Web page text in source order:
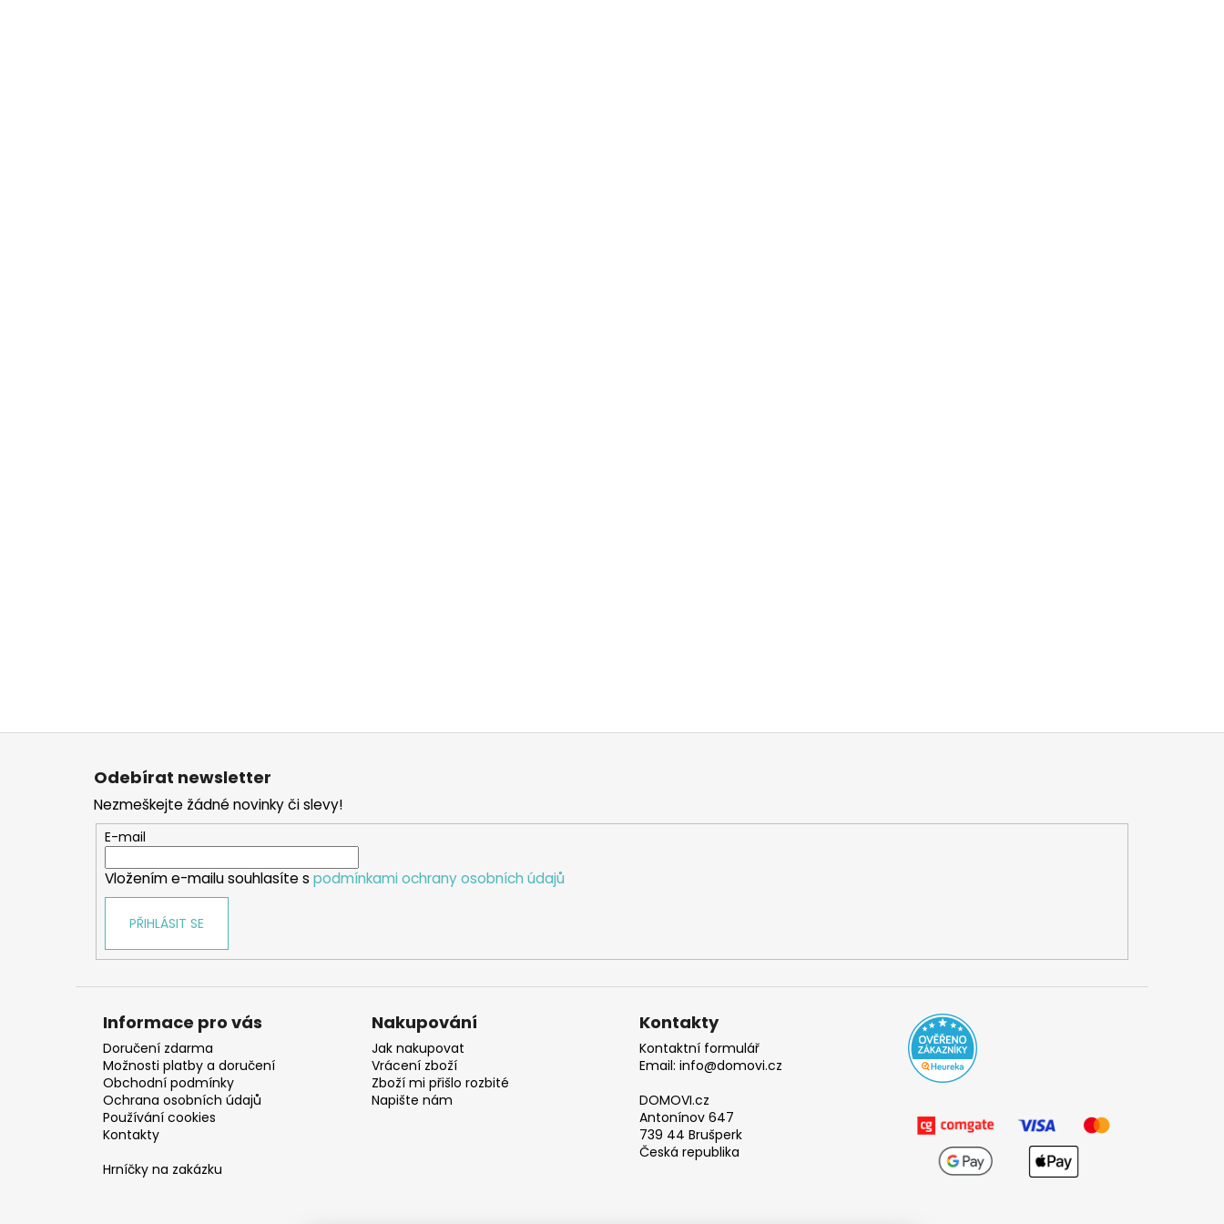
Z
Odebírat newsletter
Nezmeškejte žádné novinky či slevy!
E-mail
Vložením e-mailu souhlasíte s podmínkami ochrany osobních údajů
PŘIHLÁSIT SE
Informace pro vás
Doručení zdarma
Možnosti platby a doručení
Obchodní podmínky
Ochrana osobních údajů
Používání cookies
Kontakty
Hrníčky na zakázku
Nakupování
Jak nakupovat
Vrácení zboží
Zboží mi přišlo rozbité
Napište nám
Kontakty
Kontaktní formulář
Email: info@domovi.cz
DOMOVI.cz
Antonínov 647
739 44 Brušperk
Česká republika